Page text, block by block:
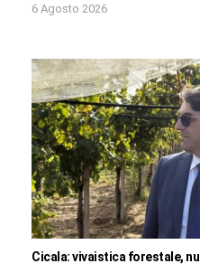
6 Agosto 2026
Cicala: vivaistica forestale,